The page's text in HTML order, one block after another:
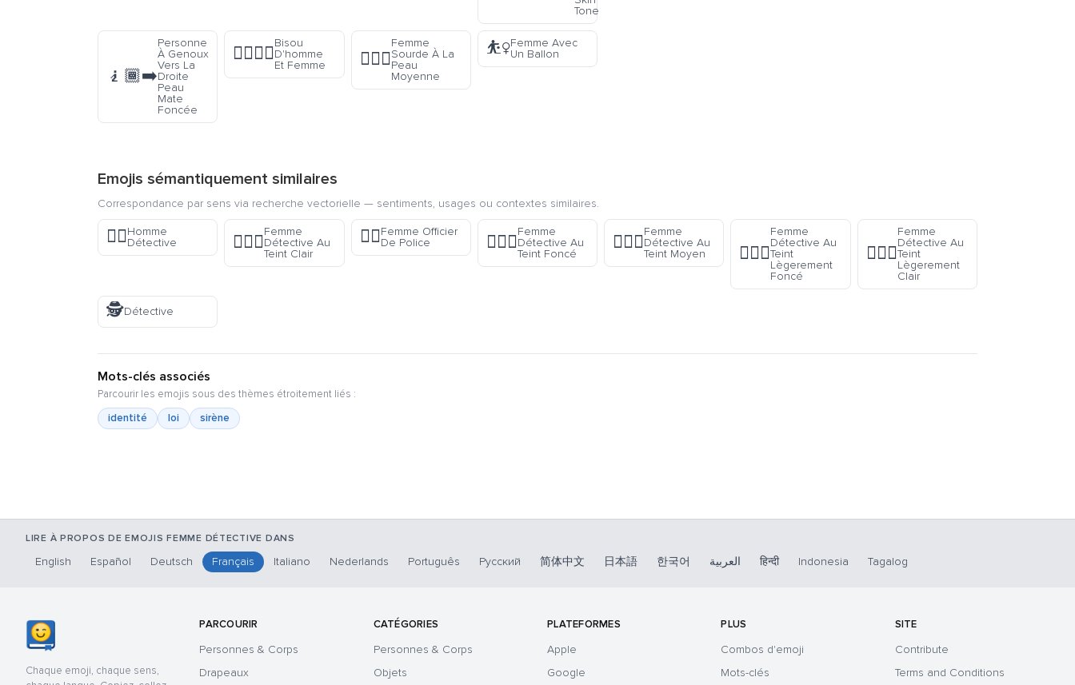
Tone
🧎🏾‍➡️
Personne
À Genoux
Vers La
Droite
Peau
Mate
Foncée
👩‍❤️‍💋‍👨
Bisou
D'homme
Et Femme
🧏🏽‍♀️
Femme
Sourde À La
Peau
Moyenne
⛹️‍♀️Femme Avec
Un Ballon
Emojis sémantiquement similaires
Correspondance par sens via recherche vectorielle — sentiments, usages ou contextes similaires.
🕵️‍♂️Homme
Détective
🕵🏻‍♀️
Femme
Détective Au
Teint Clair
👮‍♀️Femme Officier
De Police
🕵🏿‍♀️
Femme
Détective Au
Teint Foncé
🕵🏽‍♀️
Femme
Détective Au
Teint Moyen
🕵🏾‍♀️
Femme
Détective Au
Teint
Lègerement
Foncé
🕵🏼‍♀️
Femme
Détective Au
Teint
Lègerement
Clair
🕵️Détective
Mots-clés associés
Parcourir les emojis sous des thèmes étroitement liés :
identité
loi sirène
LIRE À PROPOS DE EMOJIS FEMME DÉTECTIVE DANS
English Español Deutsch Français Italiano Nederlands Português Русский 简体中文 日本語 한국어 العربية हिन्दी Indonesia Tagalog
Chaque emoji, chaque sens,
PARCOURIR
Personnes & Corps
Drapeaux
CATÉGORIES
Personnes & Corps
Objets
PLATEFORMES
Apple
Google
PLUS
Combos d'emoji
Mots-clés
SITE
Contribute
Terms and Conditions